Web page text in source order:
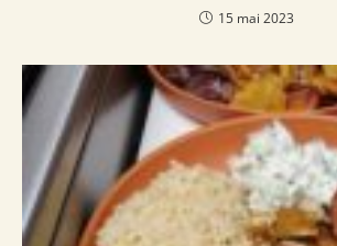
15 mai 2023